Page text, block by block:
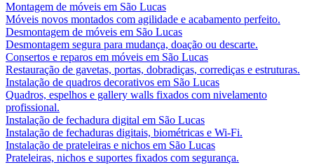
Montagem de móveis em São Lucas
Móveis novos montados com agilidade e acabamento perfeito.
Desmontagem de móveis em São Lucas
Desmontagem segura para mudança, doação ou descarte.
Consertos e reparos em móveis em São Lucas
Restauração de gavetas, portas, dobradiças, corrediças e estruturas.
Instalação de quadros decorativos em São Lucas
Quadros, espelhos e gallery walls fixados com nivelamento
profissional.
Instalação de fechadura digital em São Lucas
Instalação de fechaduras digitais, biométricas e Wi-Fi.
Instalação de prateleiras e nichos em São Lucas
Prateleiras, nichos e suportes fixados com segurança.